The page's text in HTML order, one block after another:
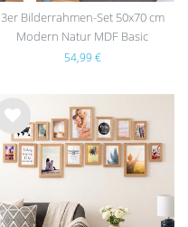
3er Bilderrahmen-Set 50x70 cm
Modern Natur MDF Basic
Collection | Acrylglas
54,99 €
Wu
nsc
hlist